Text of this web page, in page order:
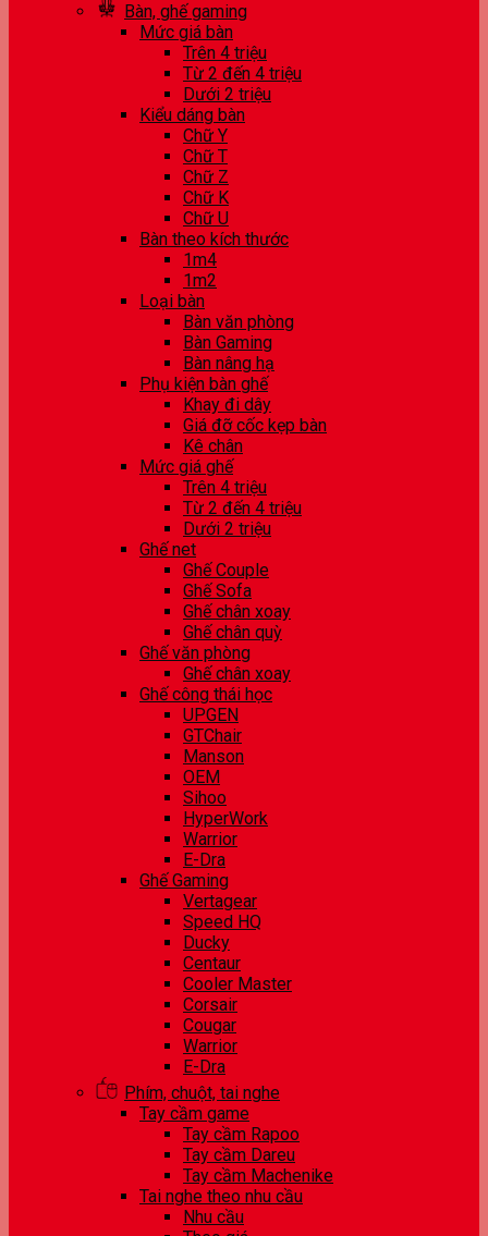
Bàn, ghế gaming
Mức giá bàn
Trên 4 triệu
Từ 2 đến 4 triệu
Dưới 2 triệu
Kiểu dáng bàn
Chữ Y
Chữ T
Chữ Z
Chữ K
Chữ U
Bàn theo kích thước
1m4
1m2
Loại bàn
Bàn văn phòng
Bàn Gaming
Bàn nâng hạ
Phụ kiện bàn ghế
Khay đi dây
Giá đỡ cốc kẹp bàn
Kê chân
Mức giá ghế
Trên 4 triệu
Từ 2 đến 4 triệu
Dưới 2 triệu
Ghế net
Ghế Couple
Ghế Sofa
Ghế chân xoay
Ghế chân quỳ
Ghế văn phòng
Ghế chân xoay
Ghế công thái học
UPGEN
GTChair
Manson
OEM
Sihoo
HyperWork
Warrior
E-Dra
Ghế Gaming
Vertagear
Speed HQ
Ducky
Centaur
Cooler Master
Corsair
Cougar
Warrior
E-Dra
Phím, chuột, tai nghe
Tay cầm game
Tay cầm Rapoo
Tay cầm Dareu
Tay cầm Machenike
Tai nghe theo nhu cầu
Nhu cầu